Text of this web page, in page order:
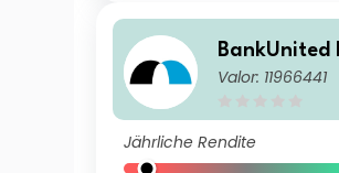
BankUnited
Valor: 11966441
Jährliche Rendite